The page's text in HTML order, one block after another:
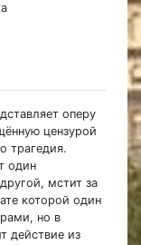
оперу
цензурой
трагедия.
один
мстит за
которой один
но в
действие из